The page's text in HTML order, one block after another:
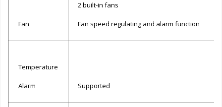
Fan
2 built-in fans
Fan speed regulating and alarm function
Temperature
Alarm Supported